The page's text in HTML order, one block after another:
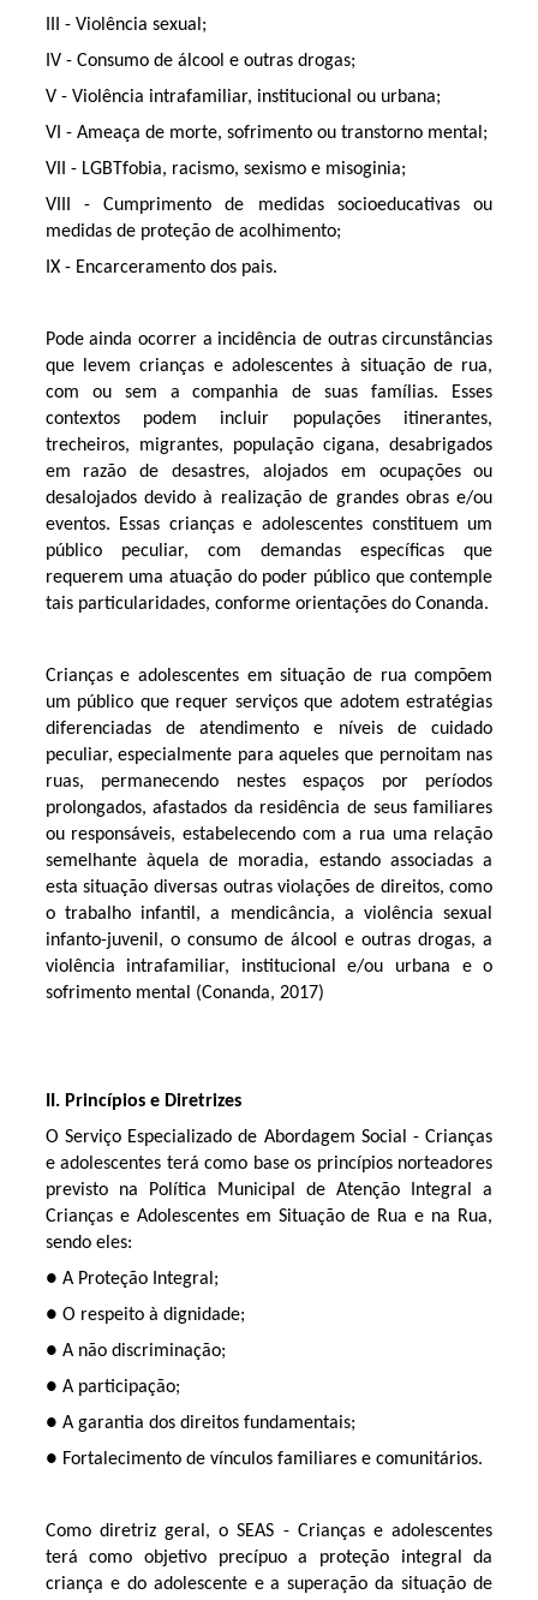
III - Violência sexual;
IV - Consumo de álcool e outras drogas;
V - Violência intrafamiliar, institucional ou urbana;
VI - Ameaça de morte, sofrimento ou transtorno mental;
VII - LGBTfobia, racismo, sexismo e misoginia;
VIII - Cumprimento de medidas socioeducativas ou
medidas de proteção de acolhimento;
IX - Encarceramento dos pais.
Pode ainda ocorrer a incidência de outras circunstâncias
que levem crianças e adolescentes à situação de rua,
com ou sem a companhia de suas famílias. Esses
contextos podem incluir populações itinerantes,
trecheiros, migrantes, população cigana, desabrigados
em razão de desastres, alojados em ocupações ou
desalojados devido à realização de grandes obras e/ou
eventos. Essas crianças e adolescentes constituem um
público peculiar, com demandas específicas que
requerem uma atuação do poder público que contemple
tais particularidades, conforme orientações do Conanda.
Crianças e adolescentes em situação de rua compõem
um público que requer serviços que adotem estratégias
diferenciadas de atendimento e níveis de cuidado
peculiar, especialmente para aqueles que pernoitam nas
ruas, permanecendo nestes espaços por períodos
prolongados, afastados da residência de seus familiares
ou responsáveis, estabelecendo com a rua uma relação
semelhante àquela de moradia, estando associadas a
esta situação diversas outras violações de direitos, como
o trabalho infantil, a mendicância, a violência sexual
infanto-juvenil, o consumo de álcool e outras drogas, a
violência intrafamiliar, institucional e/ou urbana e o
sofrimento mental (Conanda, 2017)
II. Princípios e Diretrizes
O Serviço Especializado de Abordagem Social - Crianças
e adolescentes terá como base os princípios norteadores
previsto na Política Municipal de Atenção Integral a
Crianças e Adolescentes em Situação de Rua e na Rua,
sendo eles:
● A Proteção Integral;
● O respeito à dignidade;
● A não discriminação;
● A participação;
● A garantia dos direitos fundamentais;
● Fortalecimento de vínculos familiares e comunitários.
Como diretriz geral, o SEAS - Crianças e adolescentes
terá como objetivo precípuo a proteção integral da
criança e do adolescente e a superação da situação de